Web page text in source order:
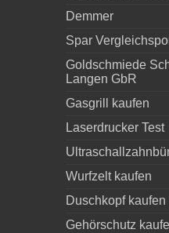
Demmer
Spar
Goldschmiede
Langen GbR
Gasgrill kaufen
Laserdrucker Test
Wurfzelt kaufen
Duschkopf kaufen
Gehörschutz